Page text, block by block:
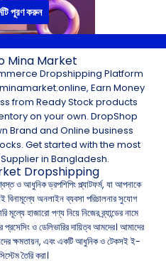
পূরণ করুন
Mina Market
Dropshipping Platform
Earn Money
from Ready Stock products
on your own. DropShop
Brand and Online business
Get started with the most
in Bangladesh.
Dropshipping
ও আধুনিক ড্রপশিপিং প্ল্যাটফর্ম, যা আপনাকে
বিনামূল্যে অনলাইন ব্যবসা পরিচালনার সুযোগ
মূল্যে হাজারো পণ্য নিয়ে নিজের ব্র্যান্ডের নামে
ও ডেলিভারির দায়িত্ব আমদের। আমাদের
ক্ষমতায়ন, এবং একটি আধুনিক ও টেকসই ই-
তৈরি করা।